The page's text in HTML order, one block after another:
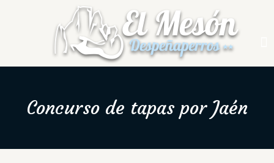
Concurso de tapas por Jaén